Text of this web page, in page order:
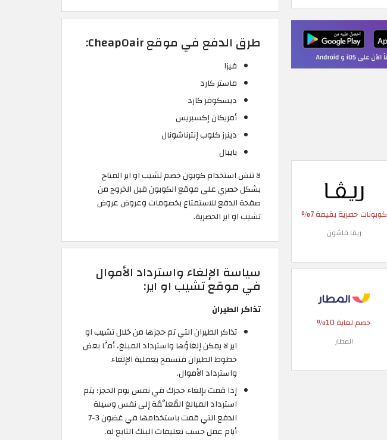
كوبونات حصرية بقيمة 7%
ريفا فاشون
خصم لغاية 10%
المطار
طرق الدفع في موقع CheapOair:
فيزا
ماستر كارد
ديسكوفر كارد
أمريكان إكسبريس
دينرز كلوب إنترناشونال
بايبال
لا تنسَ استخدام كوبون خصم تشيب او اير المتاح
بشكل حصري على موقع الكوبون قبل الخروج من
صفحة الدفع للاستمتاع بخصومات وعروض عروض
تشيب او اير الحصرية.
سياسة الإلغاء واسترداد الأموال
في موقع تشيب او اير:
تذاكر الطيران
تذاكر الطيران التي تم حجزها من خلال تشيب او
اير لا يمكن إلغاؤها واسترداد المبلغ، أمَّا بعض
خطوط الطيران فتسمح بعملية الإلغاء
واسترداد الأموال.
إذا قمت بإلغاء حجزك في نفس يوم الحجز؛ يتم
استرداد المبالغ المُعلَّقَة إلى نفس وسيلة
الدفع التي قمت باستخدامها في غضون 3-7
أيام عمل حسب تعليمات البنك التابع له.